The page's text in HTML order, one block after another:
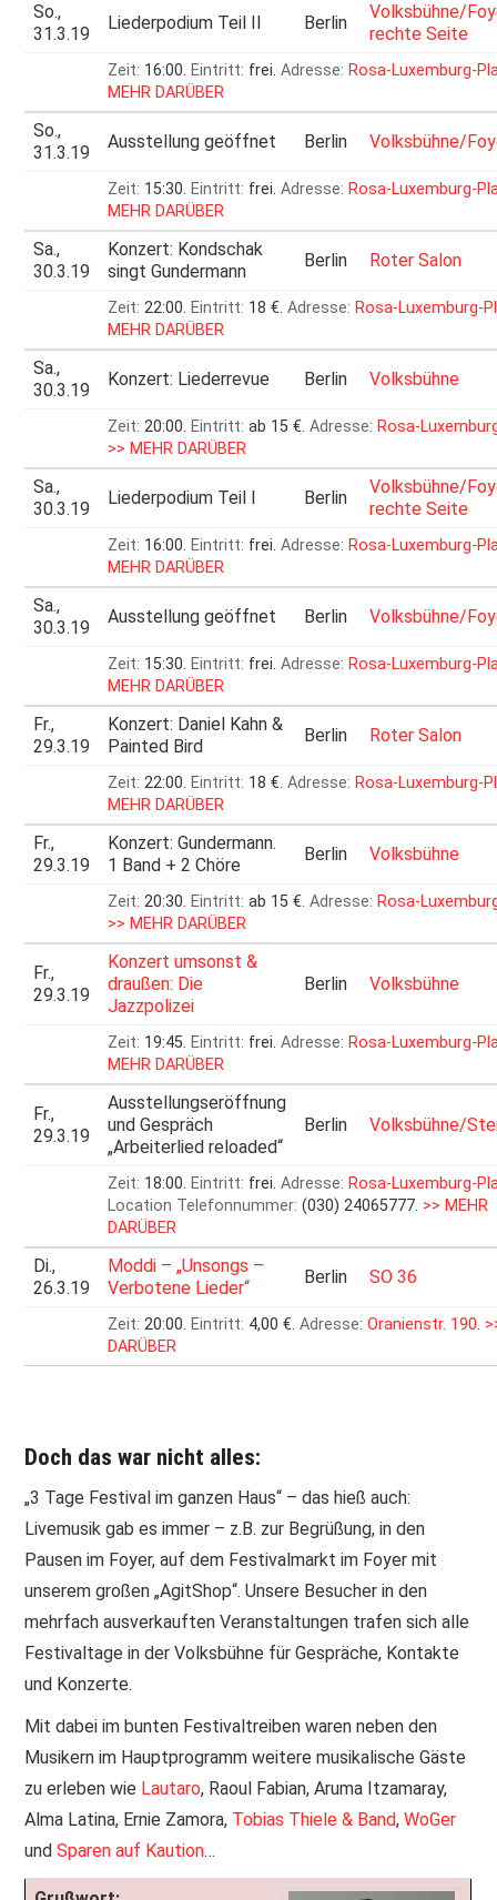
So.,
31.3.19
Liederpodium Teil II Berlin
Volksbühne/
rechte Seite
Zeit: 16:00. Eintritt: frei. Adresse: Rosa-Luxemburg-
MEHR DARÜBER
So.,
31.3.19
Ausstellung geöffnet Berlin Volksbühne/
Zeit: 15:30. Eintritt: frei. Adresse: Rosa-Luxemburg-
MEHR DARÜBER
Sa.,
30.3.19
Konzert: Kondschak
singt Gundermann
Berlin Roter Salon
Zeit: 22:00. Eintritt: 18 €. Adresse: Rosa-Luxemburg-
MEHR DARÜBER
Sa.,
30.3.19
Konzert: Liederrevue Berlin Volksbühne
Zeit: 20:00. Eintritt: ab 15 €. Adresse: Rosa-
>> MEHR DARÜBER
Sa.,
30.3.19
Liederpodium Teil I Berlin
Volksbühne/
rechte Seite
Zeit: 16:00. Eintritt: frei. Adresse: Rosa-Luxemburg-
MEHR DARÜBER
Sa.,
30.3.19
Ausstellung geöffnet Berlin Volksbühne/
Zeit: 15:30. Eintritt: frei. Adresse: Rosa-Luxemburg-
MEHR DARÜBER
Fr.,
29.3.19
Konzert: Daniel Kahn &
Painted Bird
Berlin Roter Salon
Zeit: 22:00. Eintritt: 18 €. Adresse: Rosa-Luxemburg-
MEHR DARÜBER
Fr.,
29.3.19
Konzert: Gundermann.
1 Band + 2 Chöre
Berlin Volksbühne
Zeit: 20:30. Eintritt: ab 15 €. Adresse: Rosa-
>> MEHR DARÜBER
Fr.,
29.3.19
Konzert umsonst &
draußen: Die
Jazzpolizei
Berlin Volksbühne
Zeit: 19:45. Eintritt: frei. Adresse: Rosa-Luxemburg-
MEHR DARÜBER
Fr.,
29.3.19
Ausstellungseröffnung
und Gespräch
„Arbeiterlied reloaded“
Berlin Volksbühne/
Zeit: 18:00. Eintritt: frei. Adresse: Rosa-Luxemburg-
Location Telefonnummer: (030) 24065777. >> MEHR
DARÜBER
Di.,
26.3.19
Moddi – „Unsongs –
Verbotene Lieder“
Berlin SO 36
Zeit: 20:00. Eintritt: 4,00 €. Adresse: Oranienstr. 190.
DARÜBER
Doch das war nicht alles:
„3 Tage Festival im ganzen Haus“ – das hieß auch:
Livemusik gab es immer – z.B. zur Begrüßung, in den
Pausen im Foyer, auf dem Festivalmarkt im Foyer mit
unserem großen „AgitShop“. Unsere Besucher in den
mehrfach ausverkauften Veranstaltungen trafen sich alle
Festivaltage in der Volksbühne für Gespräche, Kontakte
und Konzerte.
Mit dabei im bunten Festivaltreiben waren neben den
Musikern im Hauptprogramm weitere musikalische Gäste
zu erleben wie Lautaro, Raoul Fabian, Aruma Itzamaray,
Alma Latina, Ernie Zamora, Tobias Thiele & Band,WoGer
undSparen auf Kaution…